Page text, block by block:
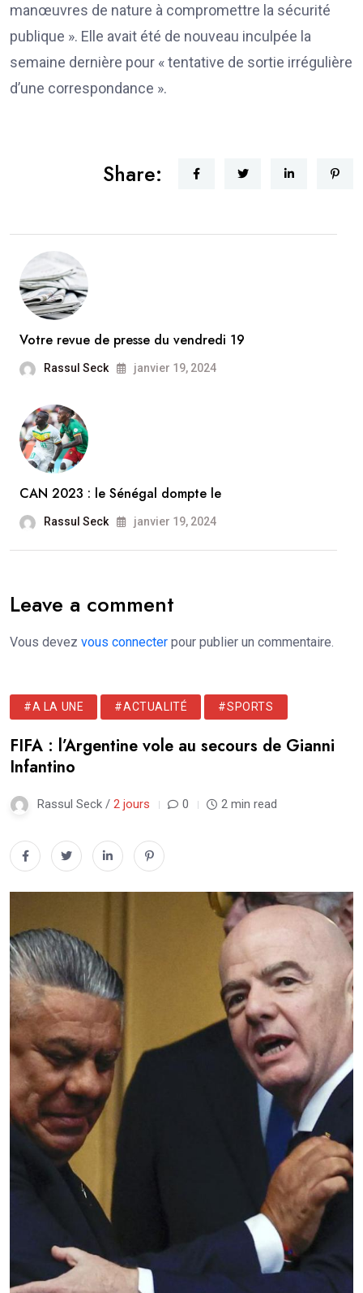
manœuvres de nature à compromettre la sécurité
publique ». Elle avait été de nouveau inculpée la
semaine dernière pour « tentative de sortie irrégulière
d’une correspondance ».
Share:
Votre revue de presse du vendredi 19
Rassul Seck janvier 19, 2024
CAN 2023 : le Sénégal dompte le
Rassul Seck janvier 19, 2024
Leave a comment
Vous devez vous connecter pour publier un commentaire.
#A LA UNE #ACTUALITÉ #SPORTS
FIFA : l’Argentine vole au secours de Gianni
Infantino
Rassul Seck / 2 jours 0 2 min read